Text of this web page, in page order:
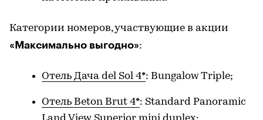
Категории номеров, участвующие в акции
«Максимально выгодно»:
Отель Дача del Sol 4*: Bungalow Triple;
Отель Beton Brut 4*: Standard Panoramic